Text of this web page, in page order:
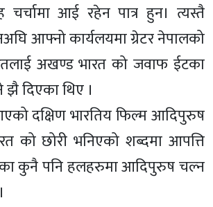
आई रहेन पात्र हुन। त्यस्तै
आफ्नो कार्यलयमा ग्रेटर नेपालको
अखण्ड भारत को जवाफ ईटका
दिएका थिए ।
दक्षिण भारतिय फिल्म आदिपुरुष
को छोरी भनिएको शब्दमा आपत्ति
कुनै पनि हलहरुमा आदिपुरुष चल्न